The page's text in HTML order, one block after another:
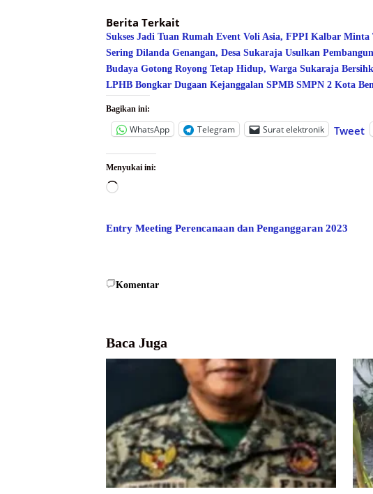
Berita Terkait
Sukses Jadi Tuan Rumah Event Voli Asia, FPPI Kalbar Minta
Sering Dilanda Genangan, Desa Sukaraja Usulkan
Budaya Gotong Royong Tetap Hidup, Warga Sukaraja
LPHB Bongkar Dugaan Kejanggalan SPMB SMPN 2 Kota
Bagikan ini:
WhatsApp Telegram Surat elektronik Tweet
Menyukai ini:
Memuat...
Entry Meeting Perencanaan dan Penganggaran 2023
Komentar
Baca Juga